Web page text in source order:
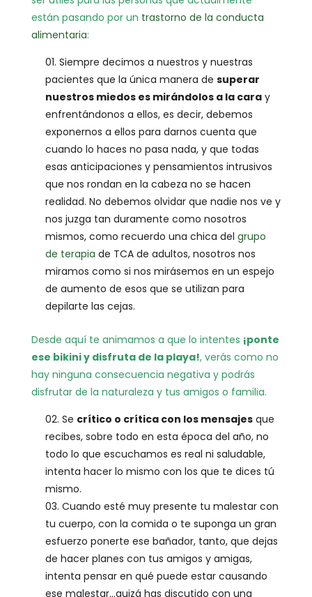
están pasando por un trastorno de la conducta
alimentaria:
Siempre decimos a nuestros y nuestras
pacientes que la única manera de superar
nuestros miedos es mirándolos a la caray
enfrentándonos a ellos, es decir, debemos
exponernos a ellos para darnos cuenta que
cuando lo haces no pasa nada, y que todas
esas anticipaciones y pensamientos intrusivos
que nos rondan en la cabeza no se hacen
realidad. No debemos olvidar que nadie nos ve y
nos juzga tan duramente como nosotros
mismos, como recuerdo una chica del grupo
de terapia de TCA de adultos, nosotros nos
miramos como si nos mirásemos en un espejo
de aumento de esos que se utilizan para
depilarte las cejas.
Desde aquí te animamos a que lo intentes ¡ponte
ese bikini y disfruta de la playa!, verás como no
hay ninguna consecuencia negativa y podrás
disfrutar de la naturaleza y tus amigos o familia.
Se crítico o crítica con los mensajesque
recibes, sobre todo en esta época del año, no
todo lo que escuchamos es real ni saludable,
intenta hacer lo mismo con los que te dices tú
mismo.
Cuando esté muy presente tu malestar con
tu cuerpo, con la comida o te suponga un gran
esfuerzo ponerte ese bañador, tanto, que dejas
de hacer planes con tus amigos y amigas,
intenta pensar en qué puede estar causando
ese malestar…quizá has discutido con una